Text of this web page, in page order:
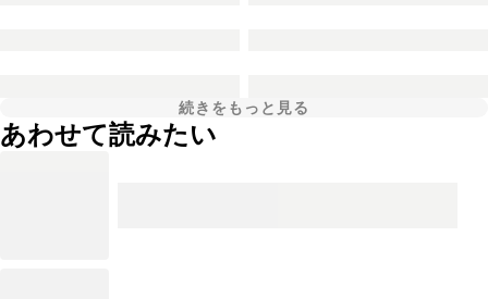
続きをもっと見る
あわせて読みたい